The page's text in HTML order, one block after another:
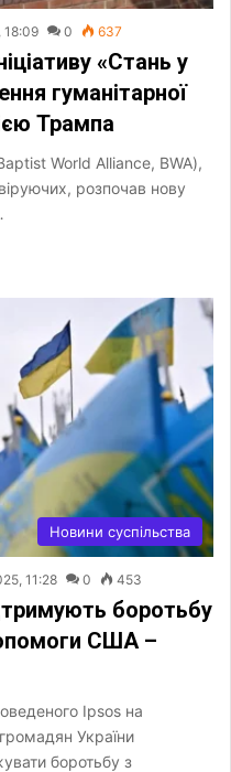
18:09 0 637
«Стань у
гуманітарної
Трампа
World Alliance, BWA),
розпочав нову
Новини суспільства
11:28 0 453
боротьбу
США –
Ipsos на
України
боротьбу з